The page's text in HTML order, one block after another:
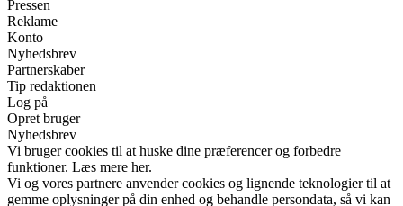
Pressen
Reklame
Konto
Nyhedsbrev
Partnerskaber
Tip redaktionen
Log på
Opret bruger
Nyhedsbrev
Vi bruger cookies til at huske dine præferencer og forbedre
funktioner. Læs mere her.
Vi og vores partnere anvender cookies og lignende teknologier til at
gemme oplysninger på din enhed og behandle persondata, så vi kan